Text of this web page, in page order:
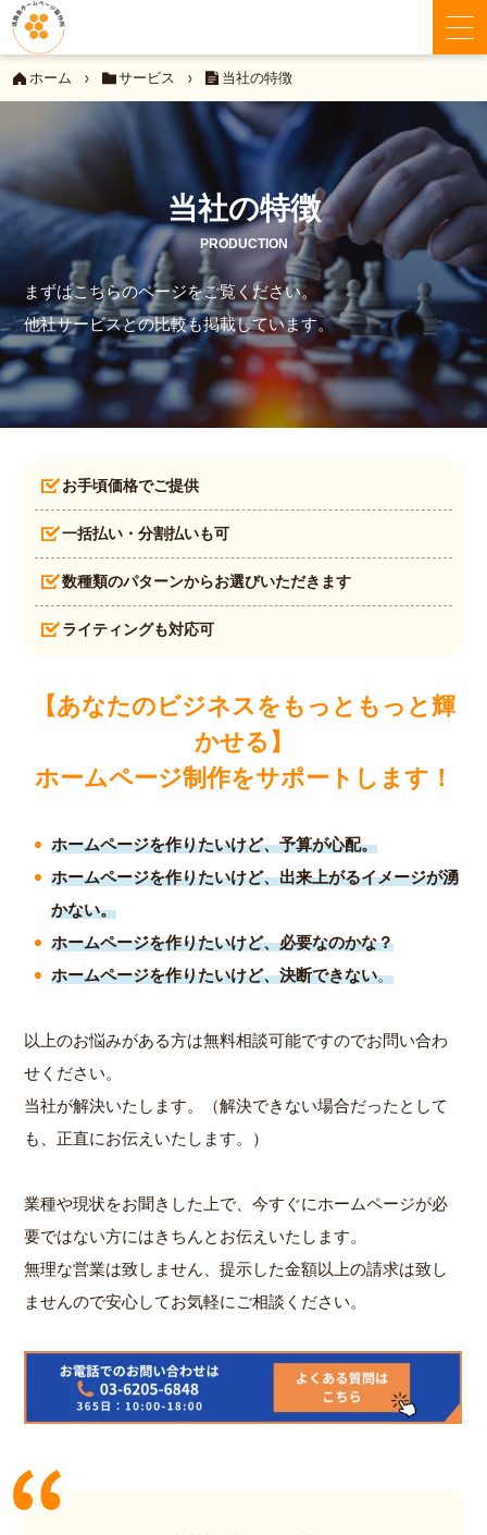
ホーム サービス 当社の特徴
当社の特徴
PRODUCTION
まずはこちらのページをご覧ください。
他社サービスとの比較も掲載しています。
お手頃価格でご提供
一括払い・分割払いも可
数種類のパターンからお選びいただきます
ライティングも対応可
【あなたのビジネスをもっともっと輝
かせる】
ホームページ制作をサポートします！
ホームページを作りたいけど、予算が心配。
ホームページを作りたいけど、出来上がるイメージが湧
かない。
ホームページを作りたいけど、必要なのかな？
ホームページを作りたいけど、決断できない。
以上のお悩みがある方は無料相談可能ですのでお問い合わ
せください。
当社が解決いたします。（解決できない場合だったとして
も、正直にお伝えいたします。）
業種や現状をお聞きした上で、今すぐにホームページが必
要ではない方にはきちんとお伝えいたします。
無理な営業は致しません、提示した金額以上の請求は致し
ませんので安心してお気軽にご相談ください。